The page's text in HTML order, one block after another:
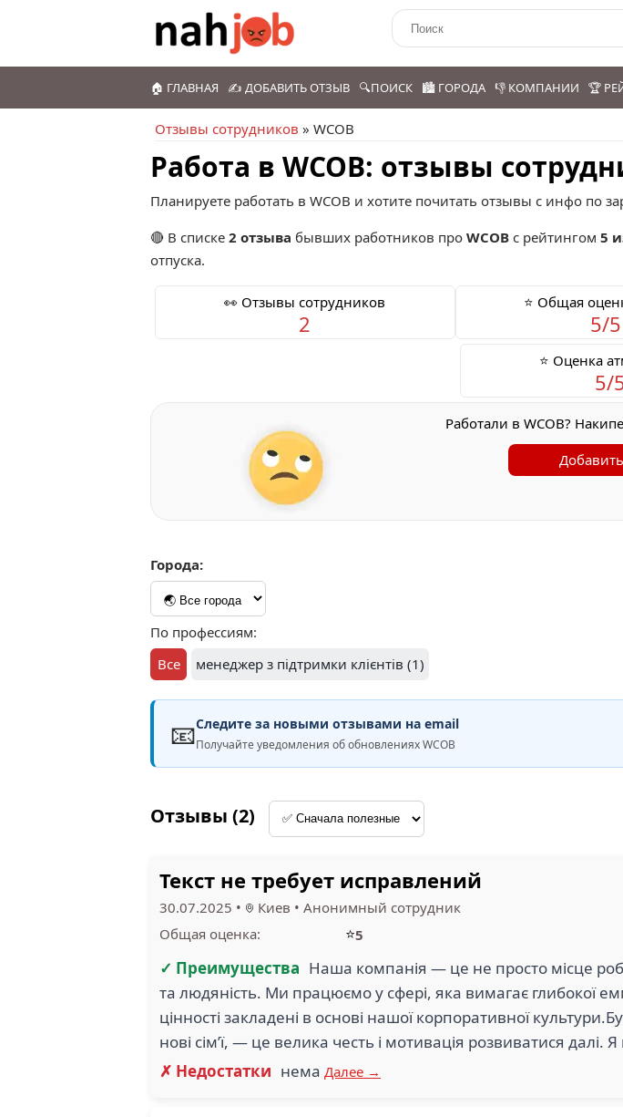
🏠 ГЛАВНАЯ ✍️ ДОБАВИТЬ ОТЗЫВ 🔍ПОИСК 🏙️ ГОРОДА 👎 КОМПАНИИ 🏆
Отзывы сотрудников » WCOB
Работа в WCOB: отзывы
Планируете работать в WCOB и хотите почитать отзывы с инфо по
🔴 В списке 2 отзыва бывших работников про WCOB с рейтингом 5
отпуска.
👀 Отзывы сотрудников
2
⭐ Общая
5/5
⭐ Оценка
5/
Работали в WCOB?
Города:
По профессиям:
Все
менеджер з підтримки клієнтів (1)
📧Следите за новыми отзывами на email
Получайте уведомления об обновлениях WCOB
Отзывы (2)
Текст не требует исправлений
30.07.2025 • Киев • Анонимный сотрудник
Общая оценка:
⭐5
✓ Преимущества Наша компанія — це не просто місце
та людяність. Ми працюємо у сфері, яка вимагає глибокої
цінності закладені в основі нашої корпоративної
нові сім’ї, — це велика честь і мотивація розвиватися
✗ Недостатки нема Далее →